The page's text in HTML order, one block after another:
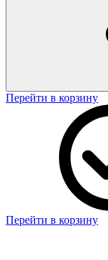
Перейти в корзину
Перейти в корзину